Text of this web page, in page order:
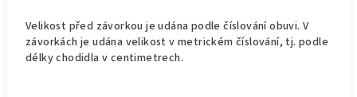
Velikost před závorkou je udána podle číslování obuvi. V
závorkách je udána velikost v metrickém číslování, tj. podle
délky chodidla v centimetrech.